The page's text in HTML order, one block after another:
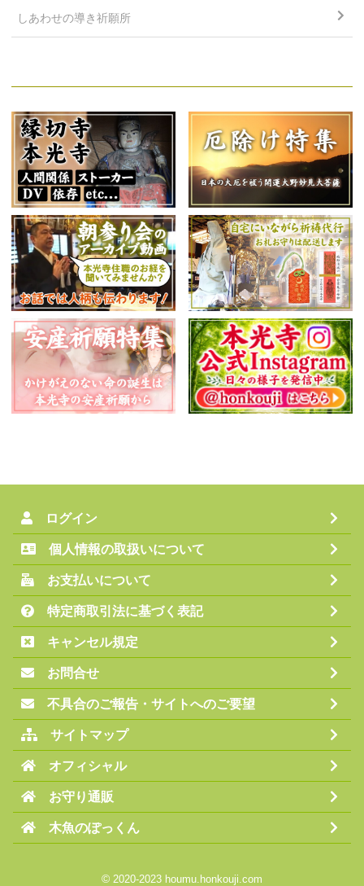
しあわせの導き祈願所
ログイン
個人情報の取扱いについて
お支払いについて
特定商取引法に基づく表記
キャンセル規定
お問合せ
不具合のご報告・サイトへのご要望
サイトマップ
オフィシャル
お守り通販
木魚のぽっくん
© 2020-2023 houmu.honkouji.com